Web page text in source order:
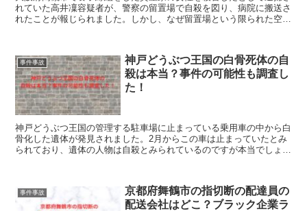
れていた高井凜容疑者が、警察の留置場で自殺を図り、病院に搬送さ
れたことが報じられました。しかし、なぜ留置場という限られた空間
事件事故
神戸どうぶつ王国の白骨死体の自
殺は本当？事件の可能性も調査し
た！
神戸どうぶつ王国の管理する駐車場に止まっている乗用車の中から白
骨化した遺体が発見されました。2月からこの車は止まっていたとみ
られており、遺体の人物は自殺とみられているのですが本当でしょう
事件事故
京都府舞鶴市の指切断の配達員の
配送会社はどこ？ブラック企業ラ